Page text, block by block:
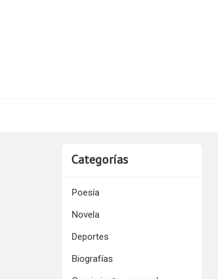
Categorías
Poesía
Novela
Deportes
Biografías